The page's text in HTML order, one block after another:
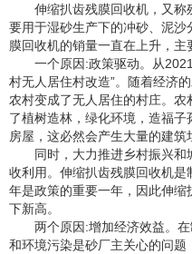
伸缩扒齿残膜回收机，又称
要用于湿砂生产下的冲砂、泥
膜回收机的销量一直在上升，主
一个原因:政策驱动。从
村无人居住村改造”。随着经济
农村变成了无人居住的村庄。
了植树造林，绿化环境，造福
房屋，这必然会产生大量的建筑
同时，大力推进乡村振兴
收利用。伸缩扒齿残膜回收机
年是政策的重要一年，因此伸
下新高。
两个原因:增加经济效益。
和环境污染是砂厂主关心的问